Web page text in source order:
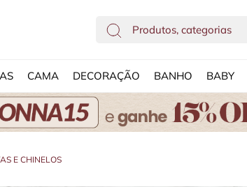
CAMA DECORAÇÃO BANHO BABY
E CHINELOS